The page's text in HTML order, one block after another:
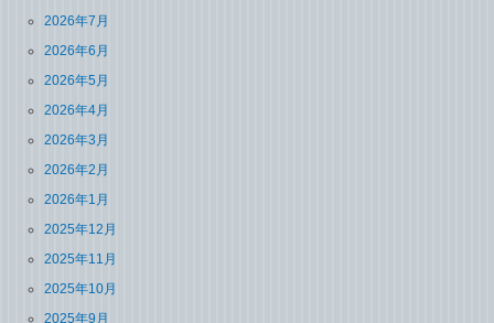
2026年7月
2026年6月
2026年5月
2026年4月
2026年3月
2026年2月
2026年1月
2025年12月
2025年11月
2025年10月
2025年9月